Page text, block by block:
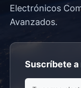
Electrónicos
Avanzados.
Suscríbete